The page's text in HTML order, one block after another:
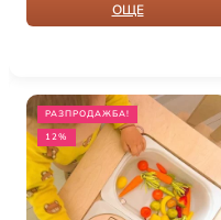
ОЩЕ
РАЗПРОДАЖБА!
12%